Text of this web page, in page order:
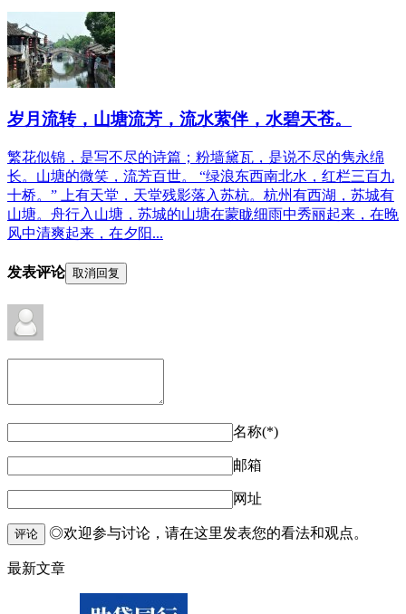
岁月流转，山塘流芳，流水萦伴，水碧天苍。
繁花似锦，是写不尽的诗篇；粉墙黛瓦，是说不尽的隽永绵
长。山塘的微笑，流芳百世。 “绿浪东西南北水，红栏三百九
十桥。” 上有天堂，天堂残影落入苏杭。杭州有西湖，苏城有
山塘。舟行入山塘，苏城的山塘在蒙眬细雨中秀丽起来，在晚
风中清爽起来，在夕阳...
发表评论 取消回复
名称(*)
邮箱
网址
评论 ◎欢迎参与讨论，请在这里发表您的看法和观点。
最新文章